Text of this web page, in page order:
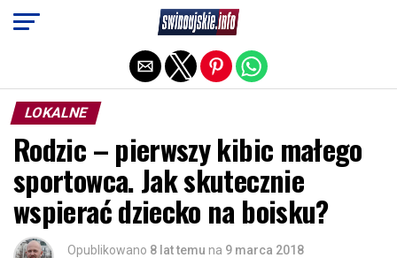
LOKALNE
Rodzic – pierwszy kibic małego
sportowca. Jak skutecznie
wspierać dziecko na boisku?
Opublikowano 8 lat temu na 9 marca 2018
Exit mobile version